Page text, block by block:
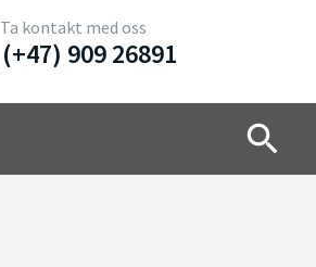
Ta kontakt med oss
(+47) 909 26891
search